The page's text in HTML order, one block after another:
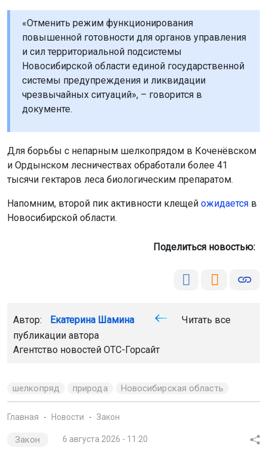
«Отменить режим функционирования
повышенной готовности для органов управления
и сил территориальной подсистемы
Новосибирской области единой государственной
системы предупреждения и ликвидации
чрезвычайных ситуаций», – говорится в
документе.
Для борьбы с непарным шелкопрядом в Коченёвском
и Ордынском лесничествах обработали более 41
тысячи гектаров леса биологическим препаратом.
Напомним, второй пик активности клещей ожидается в
Новосибирской области.
Поделиться новостью:
Автор: Екатерина Шамина
Читать все
публикации автора
Агентство новостей ОТС-Горсайт
шелкопряд природа Новосибирская область
Главная Новости Закон
Закон 6 августа 2026 - 11:20